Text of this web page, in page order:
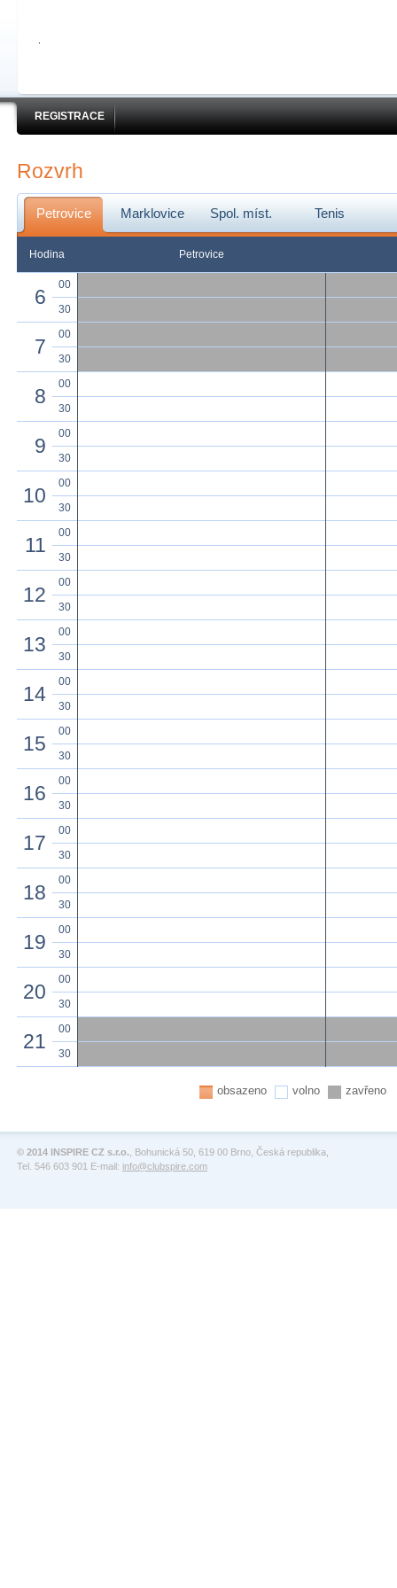
REGISTRACE
Rozvrh
Petrovice Marklovice Spol. míst. Tenis
Hodina Petrovice
6
00
30
7
00
30
8
00
30
9
00
30
10
00
30
11
00
30
12
00
30
13
00
30
14
00
30
15
00
30
16
00
30
17
00
30
18
00
30
19
00
30
20
00
30
21
00
30
obsazeno volno zavřeno
© 2014 INSPIRE CZ s.r.o. , Bohunická 50, 619 00 Brno, Česká republika,
Tel. 546 603 901 E-mail: info@clubspire.com